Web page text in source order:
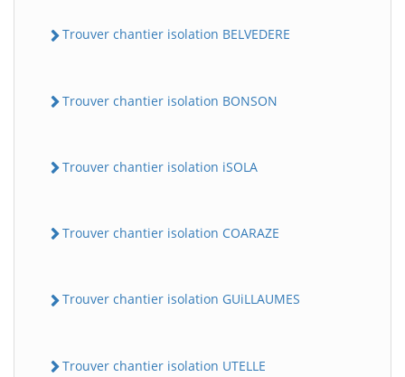
Trouver chantier isolation BELVEDERE
Trouver chantier isolation BONSON
Trouver chantier isolation iSOLA
Trouver chantier isolation COARAZE
Trouver chantier isolation GUiLLAUMES
Trouver chantier isolation UTELLE